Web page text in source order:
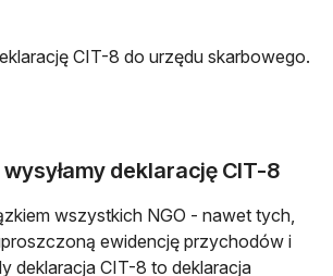
CIT-8 do urzędu skarbowego.
deklarację CIT-8
wszystkich NGO - nawet tych,
ewidencję przychodów i
deklaracja CIT-8 to deklaracja